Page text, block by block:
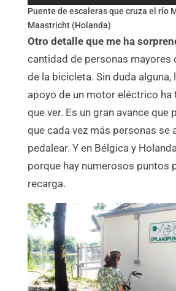
Puente de escaleras que cruza el río
Maastricht (Holanda)
Otro detalle que me ha
cantidad de personas mayores
de la bicicleta. Sin duda alguna,
apoyo de un motor eléctrico ha
que ver. Es un gran avance que
que cada vez más personas se
pedalear. Y en Bélgica y
porque hay numerosos puntos
recarga.